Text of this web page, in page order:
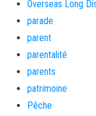
Overseas Long
parade
parent
parentalité
parents
patrimoine
Pêche